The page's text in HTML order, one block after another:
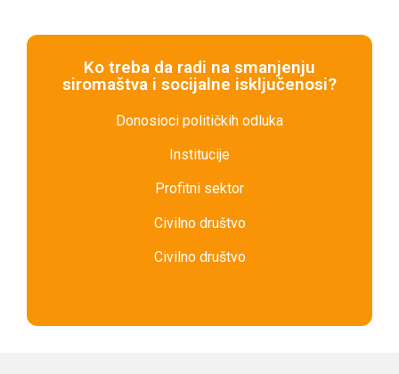
Ko treba da radi na smanjenju
siromaštva i socijalne isključenosi?
Donosioci političkih odluka
Institucije
Profitni sektor
Civilno društvo
Civilno društvo